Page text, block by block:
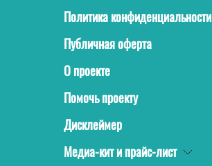
Политика конфиденциальности
Публичная оферта
О проекте
Помочь проекту
Дисклеймер
Медиа-кит и прайс-лист